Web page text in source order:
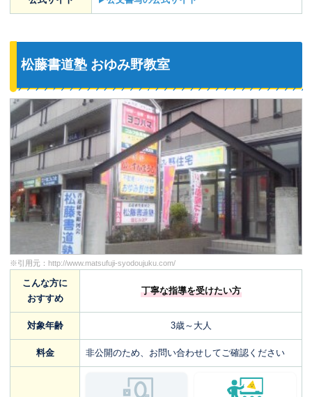
松藤書道塾 おゆみ野教室
※引用元： http://www.matsufuji-syodoujuku.com/
こんな方に
おすすめ
丁寧な指導を受けたい方
対象年齢 3歳～大人
料金 非公開のため、お問い合わせしてご確認ください